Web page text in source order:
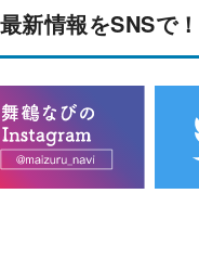
新情報をSNSで！